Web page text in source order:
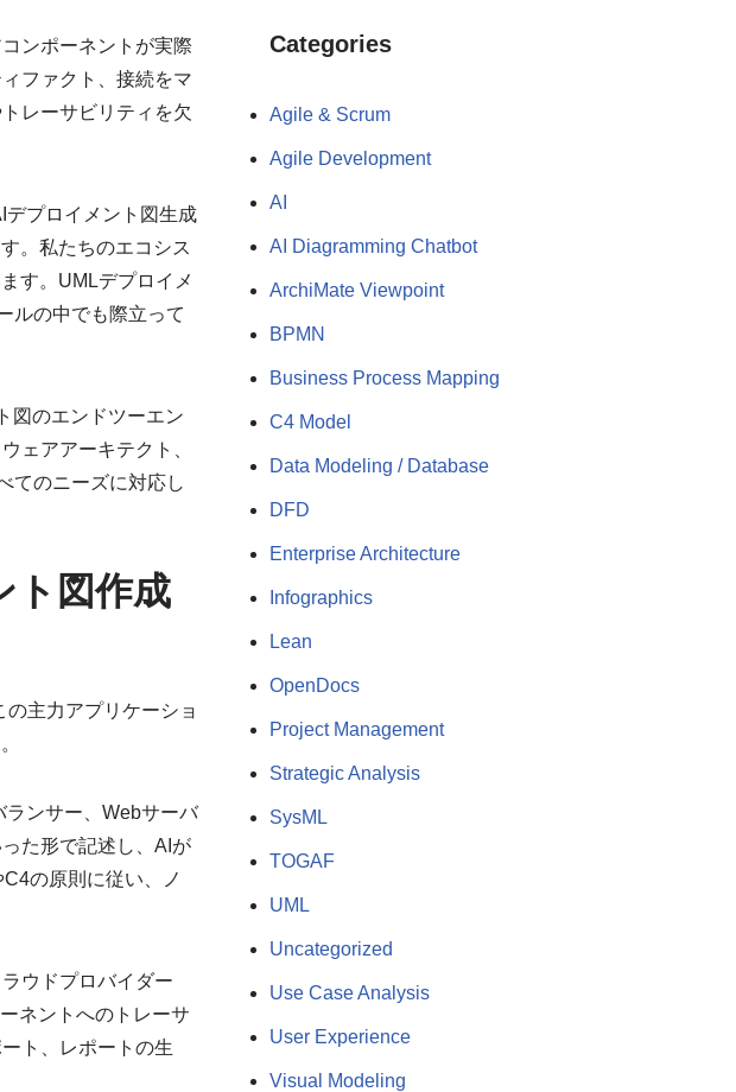
ンポーネントが実際
ファクト、接続をマ
レーサビリティを欠
プロイメント図生成
。私たちのエコシス
す。UMLデプロイメ
ルの中でも際立って
図のエンドツーエン
ェアアーキテクト、
てのニーズに対応し
ト図作成
主力アプリケーショ
ンサー、Webサーバ
た形で記述し、AIが
の原則に従い、ノ
ウドプロバイダー
ネントへのトレーサ
ト、レポートの生
Categories
Agile & Scrum
Agile Development
AI
AI Diagramming Chatbot
ArchiMate Viewpoint
BPMN
Business Process Mapping
C4 Model
Data Modeling / Database
DFD
Enterprise Architecture
Infographics
Lean
OpenDocs
Project Management
Strategic Analysis
SysML
TOGAF
UML
Uncategorized
Use Case Analysis
User Experience
Visual Modeling